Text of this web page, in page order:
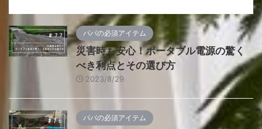
パパの必須アイテム
災害時も安心！ポータブル電源の驚く
べき利点とその選び方
2023/8/29
パパの必須アイテム